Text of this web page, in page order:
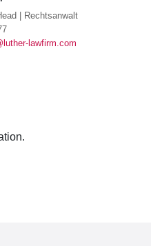
Rechtsanwalt
lawfirm.com